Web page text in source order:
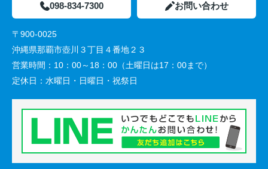
098-834-7300 お問い合わせ
〒900-0025
沖縄県那覇市壺川３丁目４番地２３
営業時間： 10：00～18：00（土曜日は17：00まで）
定休日： 水曜日・日曜日・祝祭日